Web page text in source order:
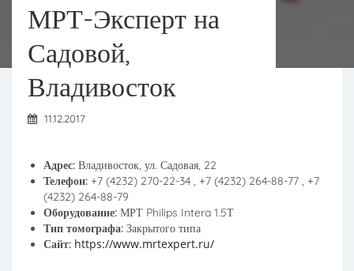
МРТ-Эксперт на
Садовой,
Владивосток
11.12.2017
Адрес: Владивосток, ул. Садовая, 22
Телефон: +7 (4232) 270-22-34 , +7 (4232) 264-88-77 , +7
(4232) 264-88-79
Оборудование: МРТ Philips Intera 1.5Т
Тип томографа: Закрытого типа
Сайт: https://www.mrtexpert.ru/